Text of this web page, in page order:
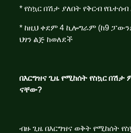
* የስኳር በሽታ ያለበት የቅርብ የቤተሰብ
* ከዚህ ቀደም 4 ኪሎግራም (ከ9
ህፃን ልጅ ከወለደች
በእርግዝና ጊዜ የሚከሰት የስኳር
ናቸው?
ብዙ ጊዜ በእርግዝና ወቅት የሚከሰት